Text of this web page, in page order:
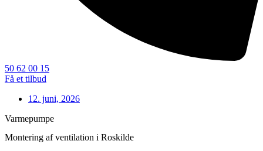
50 62 00 15
Få et tilbud
12. juni, 2026
Varmepumpe
Montering af ventilation i Roskilde